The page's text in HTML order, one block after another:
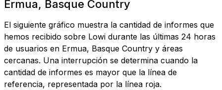
Ermua, Basque Country
El siguiente gráfico muestra la cantidad de informes que
hemos recibido sobre Lowi durante las últimas 24 horas
de usuarios en Ermua, Basque Country y áreas
cercanas. Una interrupción se determina cuando la
cantidad de informes es mayor que la línea de
referencia, representada por la línea roja.